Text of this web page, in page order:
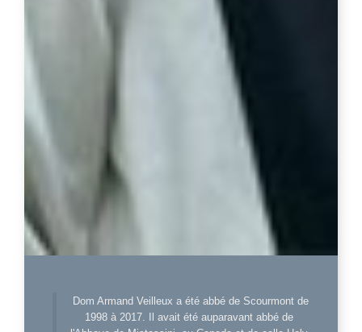
Dom Armand Veilleux a été abbé de Scourmont de
1998 à 2017. Il avait été auparavant abbé de